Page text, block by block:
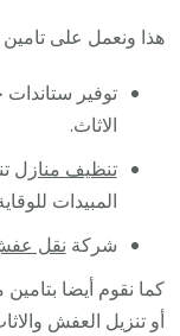
هذا ونعمل على
توفير
الاثاث.
تنظيف منازل
المبيدات
شركة نقل
كما نقوم أيضا
أو تنزيل العفش